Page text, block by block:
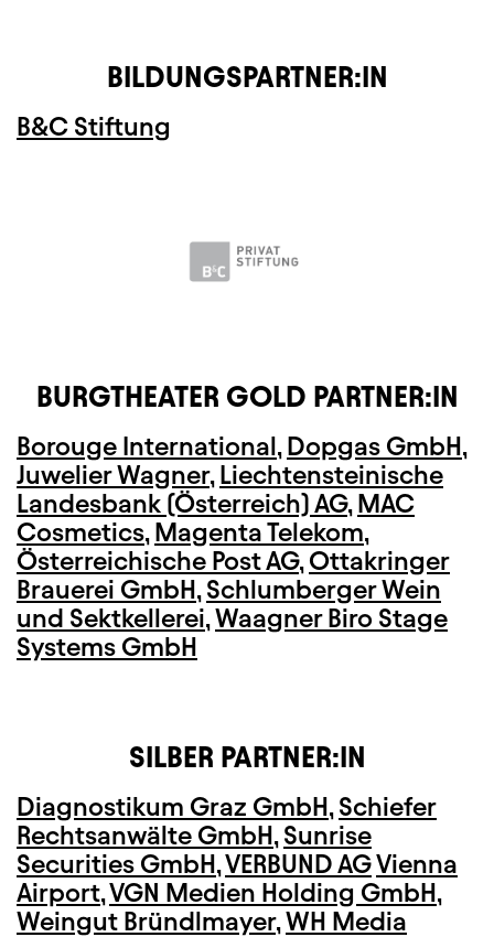
BILDUNGSPARTNER:IN
B&C Stiftung
BURGTHEATER GOLD PARTNER:IN
Borouge International,Dopgas GmbH,
Juwelier Wagner,Liechtensteinische
Landesbank (Österreich) AG,MAC
Cosmetics,Magenta Telekom,
Österreichische Post AG,Ottakringer
Brauerei GmbH,Schlumberger Wein
und Sektkellerei,Waagner Biro Stage
Systems GmbH
SILBER PARTNER:IN
Diagnostikum Graz GmbH,Schiefer
Rechtsanwälte GmbH,Sunrise
Securities GmbH,VERBUND AGVienna
Airport,VGN Medien Holding GmbH,
Weingut Bründlmayer,WH Media